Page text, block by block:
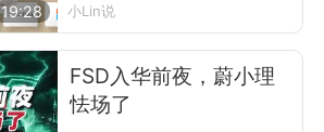
19:28
况？
小Lin说
FSD入华前夜，蔚小理
怯场了